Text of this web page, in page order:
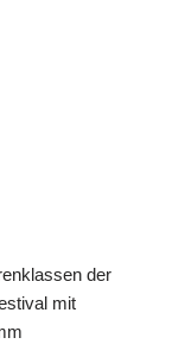
der
mit